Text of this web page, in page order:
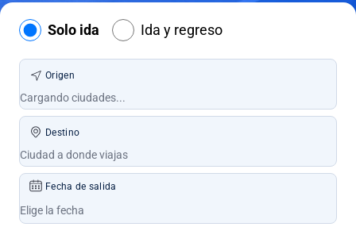
Solo ida Ida y regreso
Origen
Destino
Fecha de salida